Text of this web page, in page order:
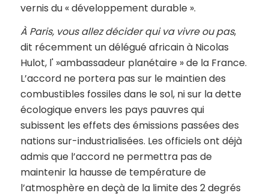
vernis du « développement durable ».
À Paris, vous allez décider qui va vivre ou pas,
dit récemment un délégué africain à Nicolas
Hulot, l' »ambassadeur planétaire » de la France.
L’accord ne portera pas sur le maintien des
combustibles fossiles dans le sol, ni sur la dette
écologique envers les pays pauvres qui
subissent les effets des émissions passées des
nations sur-industrialisées. Les officiels ont déjà
admis que l’accord ne permettra pas de
maintenir la hausse de température de
l’atmosphère en deçà de la limite des 2 degrés